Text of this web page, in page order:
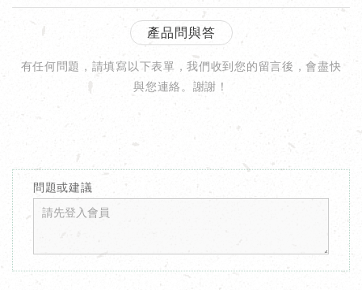
產品問與答
有任何問題，請填寫以下表單，我們收到您的留言後，會盡快
與您連絡。謝謝！
問題或建議